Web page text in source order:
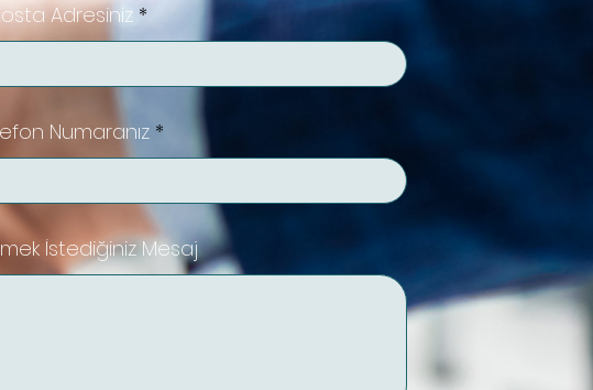
Adresiniz
Numaranız
İstediğiniz Mesaj